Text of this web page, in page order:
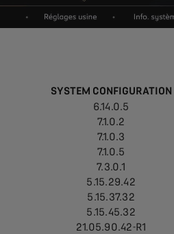
SYSTEM CONFIGURATION
6.14.0.5
7.1.0.2
7.1.0.3
7.1.0.5
7.3.0.1
5.15.29.42
5.15.37.32
5.15.45.32
21.05.90.42-R1